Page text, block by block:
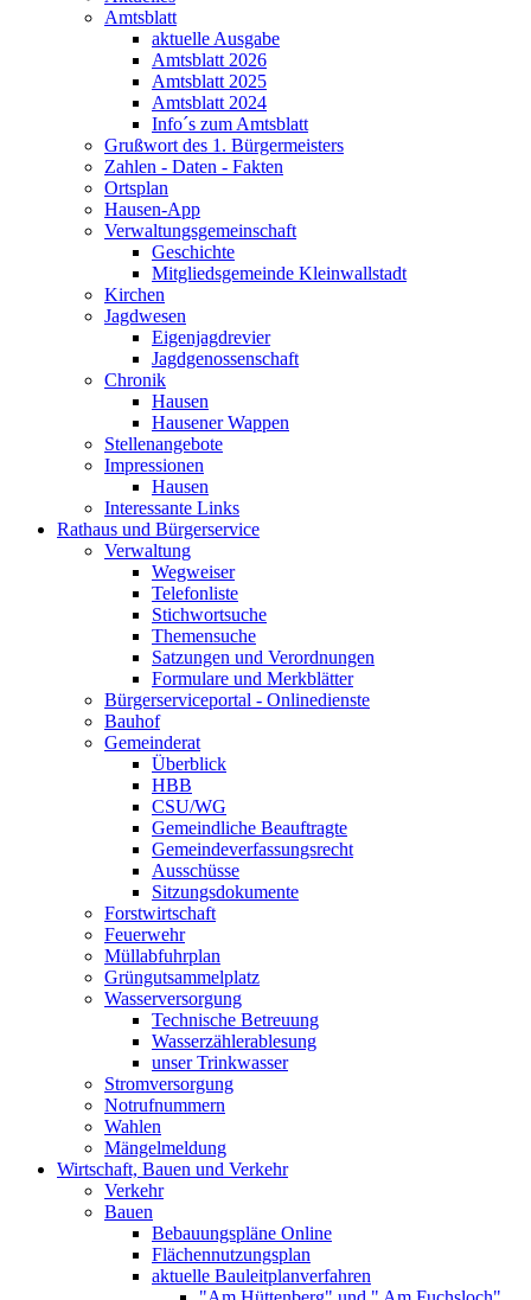
Amtsblatt
aktuelle Ausgabe
Amtsblatt 2026
Amtsblatt 2025
Amtsblatt 2024
Info´s zum Amtsblatt
Grußwort des 1. Bürgermeisters
Zahlen - Daten - Fakten
Ortsplan
Hausen-App
Verwaltungsgemeinschaft
Geschichte
Mitgliedsgemeinde Kleinwallstadt
Kirchen
Jagdwesen
Eigenjagdrevier
Jagdgenossenschaft
Chronik
Hausen
Hausener Wappen
Stellenangebote
Impressionen
Hausen
Interessante Links
Rathaus und Bürgerservice
Verwaltung
Wegweiser
Telefonliste
Stichwortsuche
Themensuche
Satzungen und Verordnungen
Formulare und Merkblätter
Bürgerserviceportal - Onlinedienste
Bauhof
Gemeinderat
Überblick
HBB
CSU/WG
Gemeindliche Beauftragte
Gemeindeverfassungsrecht
Ausschüsse
Sitzungsdokumente
Forstwirtschaft
Feuerwehr
Müllabfuhrplan
Grüngutsammelplatz
Wasserversorgung
Technische Betreuung
Wasserzählerablesung
unser Trinkwasser
Stromversorgung
Notrufnummern
Wahlen
Mängelmeldung
Wirtschaft, Bauen und Verkehr
Verkehr
Bauen
Bebauungspläne Online
Flächennutzungsplan
aktuelle Bauleitplanverfahren